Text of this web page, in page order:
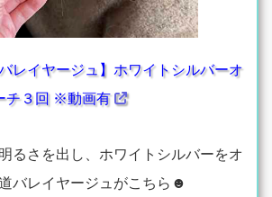
レイヤージュ】ホワイトシルバーオ
チ３回 ※動画有
るさを出し、ホワイトシルバーをオ
バレイヤージュがこちら☻